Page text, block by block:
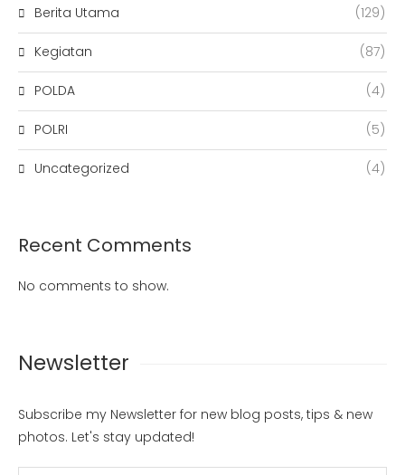
Berita Utama (129)
Kegiatan (87)
POLDA (4)
POLRI (5)
Uncategorized (4)
Recent Comments
No comments to show.
Newsletter
Subscribe my Newsletter for new blog posts, tips & new
photos. Let's stay updated!